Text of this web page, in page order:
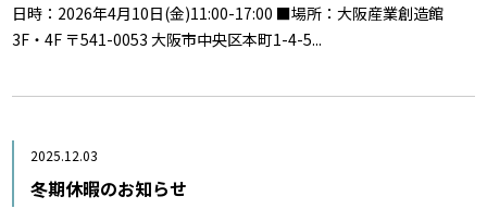
日時：2026年4月10日(金)11:00-17:00 ■場所：大阪産業創造館
3F・4F 〒541-0053 大阪市中央区本町1-4-5...
2025.12.03
冬期休暇のお知らせ